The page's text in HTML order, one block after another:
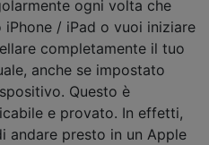
ogni volta che
iPhone / iPad o vuoi iniziare
completamente il tuo
anche se impostato
Questo è
e provato. In effetti,
andare presto in un Apple